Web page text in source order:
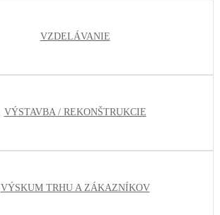
VZDELÁVANIE
VÝSTAVBA / REKONŠTRUKCIE
VÝSKUM TRHU A ZÁKAZNÍKOV